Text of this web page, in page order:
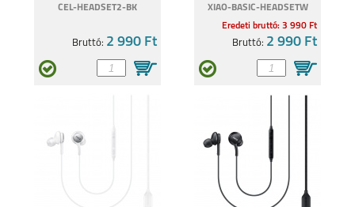
CEL-HEADSET2-BK
Bruttó: 2 990 Ft
XIAO-BASIC-HEADSETW
Eredeti bruttó: 3 990 Ft
Bruttó: 2 990 Ft